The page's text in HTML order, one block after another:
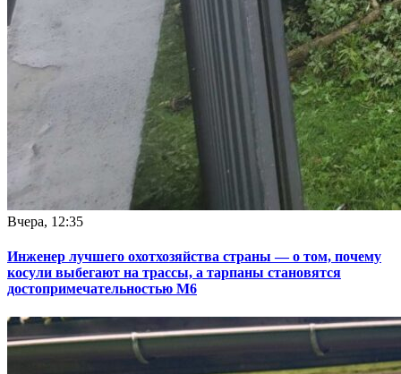
Вчера, 12:35
Инженер лучшего охотхозяйства страны — о том, почему
косули выбегают на трассы, а тарпаны становятся
достопримечательностью М6